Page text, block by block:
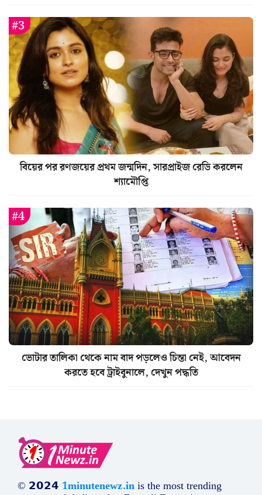
বিয়ের পর রণজয়ের প্রথম জন্মদিন, সারপ্রাইজ রেডি করলেন
শ্যামৌপ্তি
ভোটার তালিকা থেকে নাম বাদ পড়লেও চিন্তা নেই, আবেদন
করতে হবে ট্রাইবুনালে, দেখুন পদ্ধতি
© 𝟮𝟬𝟮𝟰 1minutenewz.inis the most trending